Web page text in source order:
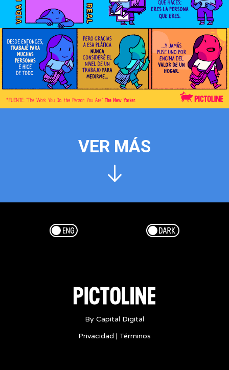
VER MÁS
Esp/Eng Dark/Light
By Capital Digital
Privacidad | Términos